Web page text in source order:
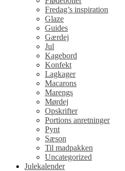
Fredag’s inspiration
Glaze
Guides
Gærdej
Jul
Kagebord
Konfekt
Lagkager
Macarons
Marengs
Mørdej
Opskrifter
Portions anretninger
Pynt
Sæson
Til madpakken
Uncategorized
Julekalender